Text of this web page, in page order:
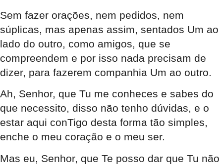
Sem fazer orações, nem pedidos, nem
súplicas, mas apenas assim, sentados Um ao
lado do outro, como amigos, que se
compreendem e por isso nada precisam de
dizer, para fazerem companhia Um ao outro.
Ah, Senhor, que Tu me conheces e sabes do
que necessito, disso não tenho dúvidas, e o
estar aqui conTigo desta forma tão simples,
enche o meu coração e o meu ser.
Mas eu, Senhor, que Te posso dar que Tu não